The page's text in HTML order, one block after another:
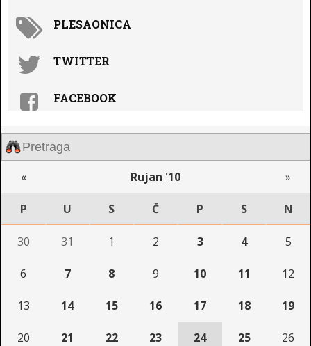
PLESAONICA
TWITTER
FACEBOOK
« Rujan '10 »
P U S Č P S N
30 31 1 2 3 4 5
6 7 8 9 10 11 12
13 14 15 16 17 18 19
20 21 22 23 24 25 26